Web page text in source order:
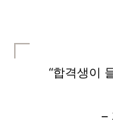
“합격생이
–